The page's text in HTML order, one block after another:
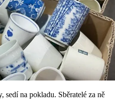
sedí na pokladu. Sběratelé za ně